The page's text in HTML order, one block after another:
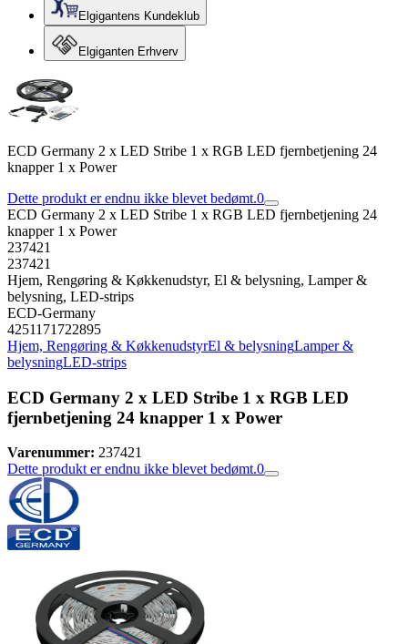
Elgigantens Kundeklub
Elgiganten Erhverv
ECD Germany 2 x LED Stribe 1 x RGB LED fjernbetjening 24
knapper 1 x Power
Dette produkt er endnu ikke blevet bedømt.0
ECD Germany 2 x LED Stribe 1 x RGB LED fjernbetjening 24
knapper 1 x Power
237421
237421
Hjem, Rengøring & Køkkenudstyr, El & belysning, Lamper &
belysning, LED-strips
ECD-Germany
4251171722895
Hjem, Rengøring & KøkkenudstyrEl & belysningLamper &
belysningLED-strips
ECD Germany 2 x LED Stribe 1 x RGB LED
fjernbetjening 24 knapper 1 x Power
Varenummer: 237421
Dette produkt er endnu ikke blevet bedømt.0